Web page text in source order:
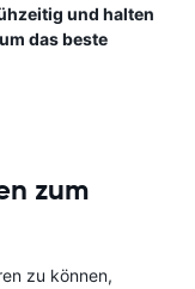
und halten
das beste
zum
zu können,